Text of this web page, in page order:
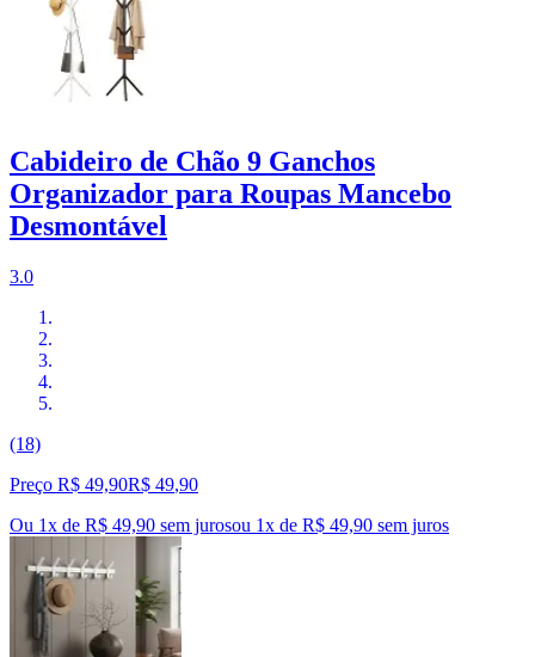
Cabideiro de Chão 9 Ganchos
Organizador para Roupas Mancebo
Desmontável
3.0
(18)
Preço R$ 49,90R$ 49,90
Ou 1x de R$ 49,90 sem jurosou 1x de R$ 49,90 sem juros